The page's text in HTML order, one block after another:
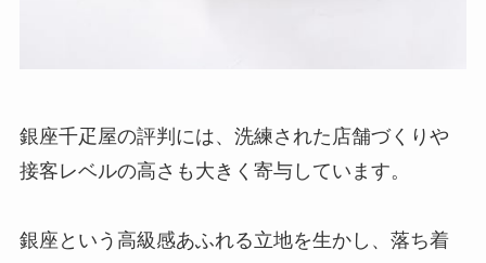
銀座千疋屋の評判には、洗練された店舗づくりや
接客レベルの高さも大きく寄与しています。
銀座という高級感あふれる立地を生かし、落ち着